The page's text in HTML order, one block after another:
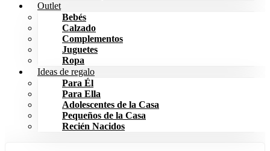
Outlet
Bebés
Calzado
Complementos
Juguetes
Ropa
Ideas de regalo
Para Él
Para Ella
Adolescentes de la Casa
Pequeños de la Casa
Recién Nacidos